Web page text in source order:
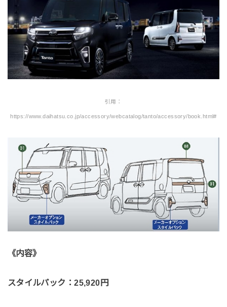
引用：
https://www.daihatsu.co.jp/accessory/webcatalog/tanto/accessory/book.html#
《内容》
スタイルパック：25,920円